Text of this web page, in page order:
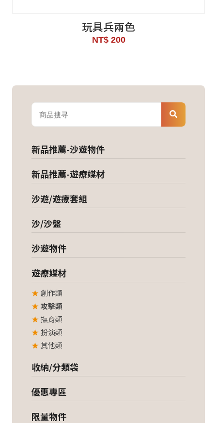
新品推薦-沙遊物件
新品推薦-遊療媒材
沙遊/遊療套組
沙/沙盤
沙遊物件
遊療媒材
創作類
攻擊類
撫育類
扮演類
其他類
收納/分類袋
優惠專區
限量物件
玩具兵兩色
NT$ 200